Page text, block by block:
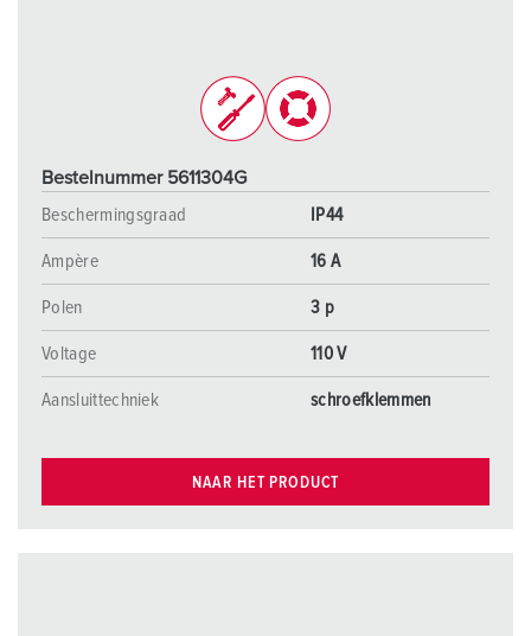
Bestelnummer 5611304G
Beschermingsgraad
IP44
Ampère 16 A
Polen 3 p
Voltage 110 V
Aansluittechniek schroefklemmen
NAAR HET PRODUCT